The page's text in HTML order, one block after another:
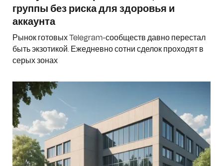
группы без риска для здоровья и
аккаунта
Рынок готовых Telegram-сообществ давно перестал
быть экзотикой. Ежедневно сотни сделок проходят в
серых зонах